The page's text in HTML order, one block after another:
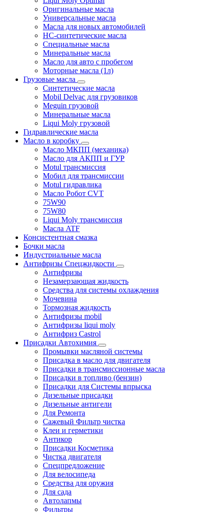
Оригинальные масла
Универсальные масла
Масла для новых автомобилей
HC-синтетические масла
Специальные масла
Минеральные масла
Масло для авто с пробегом
Моторные масла (1л)
Грузовые масла
Синтетические масла
Mobil Delvac для грузовиков
Meguin грузовой
Минеральные масла
Liqui Moly грузовой
Гидравлические масла
Масло в коробку
Масло МКПП (механика)
Масло для АКПП и ГУР
Motul трансмиссия
Мобил для трансмиссии
Motul гидравлика
Масло Робот CVT
75W90
75W80
Liqui Moly трансмиссия
Масла ATF
Консистентная смазка
Бочки масла
Индустриальные масла
Антифризы Спецжидкости
Антифризы
Незамерзающая жидкость
Средства для системы охлаждения
Мочевина
Тормозная жидкость
Антифризы mobil
Антифризы liqui moly
Антифриз Castrol
Присадки Автохимия
Промывки масляной системы
Присадка в масло для двигателя
Присадки в трансмиссионные масла
Присадки в топливо (бензин)
Присадки для Системы впрыска
Дизельные присадки
Дизельные антигели
Для Ремонта
Сажевый Фильтр чистка
Клеи и герметики
Антикор
Присадки Косметика
Чистка двигателя
Спецпредложение
Для велосипеда
Средства для оружия
Для сада
Автолапмы
Фильтры